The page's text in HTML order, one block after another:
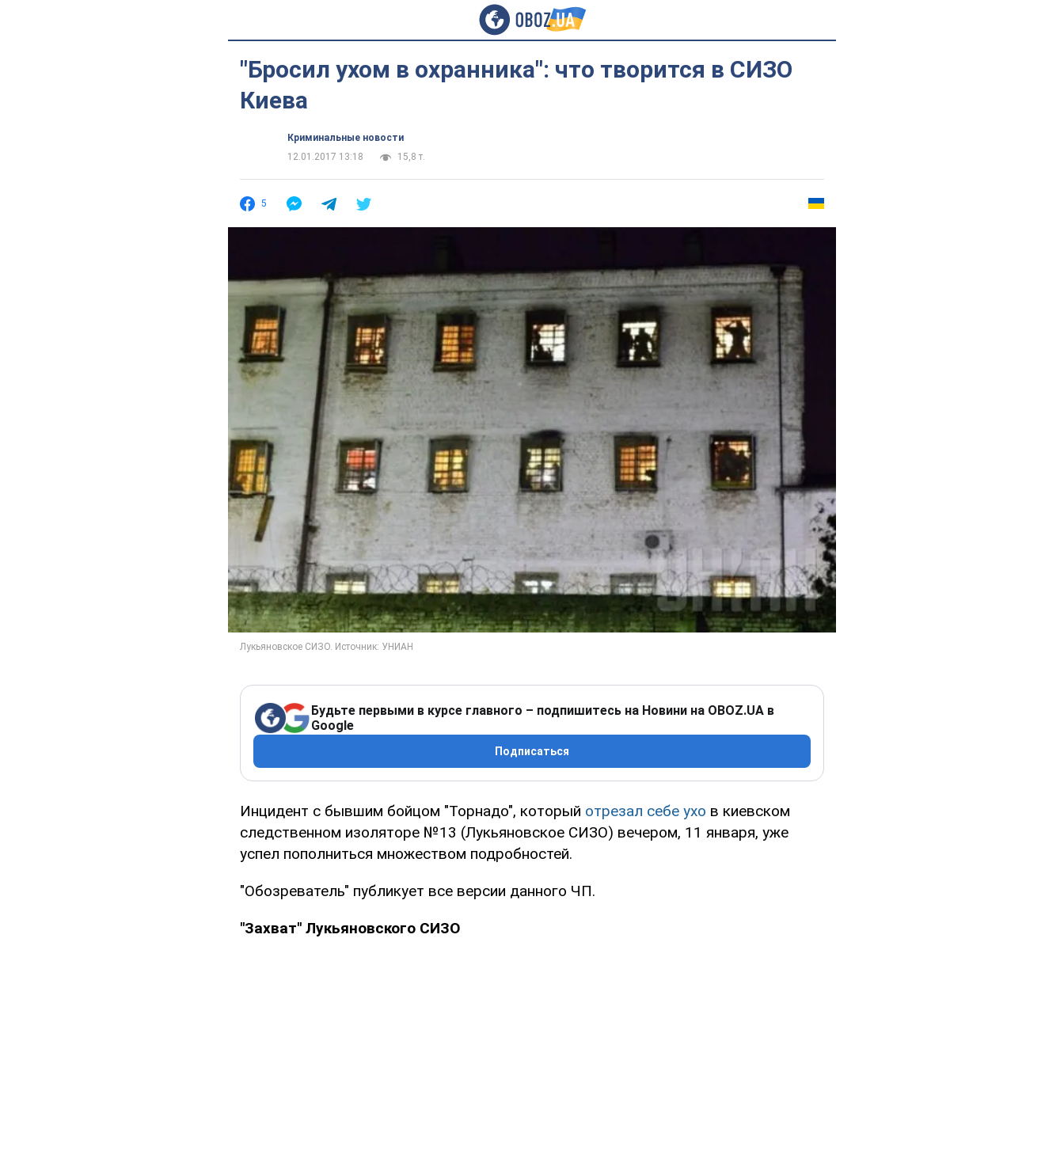
"Бросил ухом в охранника": что творится в СИЗО
Киева
Криминальные новости
12.01.2017 13:18
15,8 т.
5
Будьте первыми в курсе главного – подпишитесь на Новини на OBOZ.UA в
Google
Подписаться
Инцидент с бывшим бойцом "Торнадо", который отрезал себе ухо в киевском
следственном изоляторе №13 (Лукьяновское СИЗО) вечером, 11 января, уже
успел пополниться множеством подробностей.
"Обозреватель" публикует все версии данного ЧП.
"Захват" Лукьяновского СИЗО